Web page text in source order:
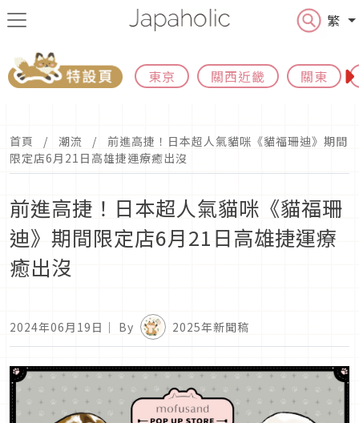
繁
東京 關西近畿 關東
首頁 潮流
前進高捷！日本超人氣貓咪《貓福珊迪》期間
限定店6月21日高雄捷運療癒出沒
前進高捷！日本超人氣貓咪《貓福珊
迪》期間限定店6月21日高雄捷運療
癒出沒
2024年06月19日 ｜ By 2025年新聞稿